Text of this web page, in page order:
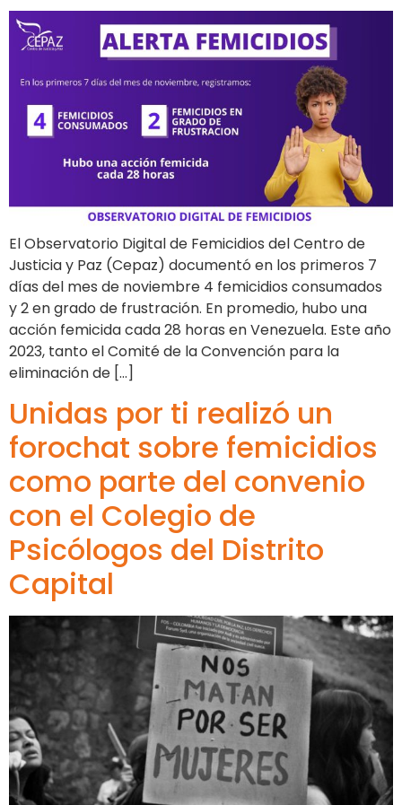
El Observatorio Digital de Femicidios del Centro de
Justicia y Paz (Cepaz) documentó en los primeros 7
días del mes de noviembre 4 femicidios consumados
y 2 en grado de frustración. En promedio, hubo una
acción femicida cada 28 horas en Venezuela. Este año
2023, tanto el Comité de la Convención para la
eliminación de […]
Unidas por ti realizó un
forochat sobre femicidios
como parte del convenio
con el Colegio de
Psicólogos del Distrito
Capital